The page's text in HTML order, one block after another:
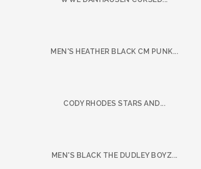
MEN'S HEATHER BLACK CM PUNK...
CODY RHODES STARS AND...
MEN'S BLACK THE DUDLEY BOYZ...